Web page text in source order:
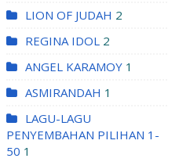
LION OF JUDAH 2
REGINA IDOL 2
ANGEL KARAMOY 1
ASMIRANDAH 1
LAGU-LAGU
PENYEMBAHAN PILIHAN 1-
50 1